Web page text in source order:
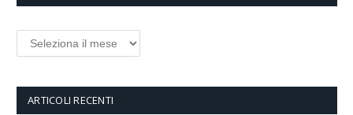
Archivi
ARTICOLI RECENTI